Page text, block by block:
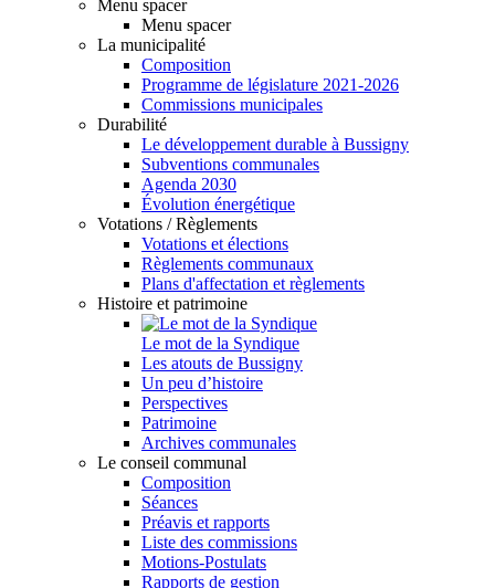
Menu spacer
Menu spacer
La municipalité
Composition
Programme de législature 2021-2026
Commissions municipales
Durabilité
Le développement durable à Bussigny
Subventions communales
Agenda 2030
Évolution énergétique
Votations / Règlements
Votations et élections
Règlements communaux
Plans d'affectation et règlements
Histoire et patrimoine
Le mot de la Syndique
Les atouts de Bussigny
Un peu d’histoire
Perspectives
Patrimoine
Archives communales
Le conseil communal
Composition
Séances
Préavis et rapports
Liste des commissions
Motions-Postulats
Rapports de gestion